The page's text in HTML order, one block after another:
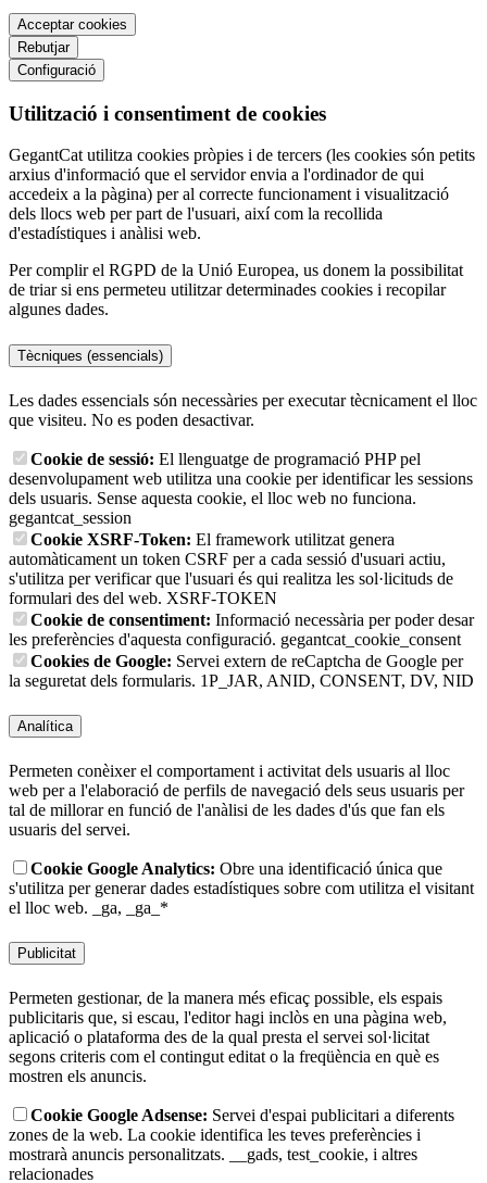
Acceptar cookies
Rebutjar
Configuració
Utilització i consentiment de cookies
GegantCat utilitza cookies pròpies i de tercers (les cookies són petits
arxius d'informació que el servidor envia a l'ordinador de qui
accedeix a la pàgina) per al correcte funcionament i visualització
dels llocs web per part de l'usuari, així com la recollida
d'estadístiques i anàlisi web.
Per complir el RGPD de la Unió Europea, us donem la possibilitat
de triar si ens permeteu utilitzar determinades cookies i recopilar
algunes dades.
Tècniques (essencials)
Les dades essencials són necessàries per executar tècnicament el lloc
que visiteu. No es poden desactivar.
Cookie de sessió: El llenguatge de programació PHP pel
desenvolupament web utilitza una cookie per identificar les sessions
dels usuaris. Sense aquesta cookie, el lloc web no funciona.
gegantcat_session
Cookie XSRF-Token: El framework utilitzat genera
automàticament un token CSRF per a cada sessió d'usuari actiu,
s'utilitza per verificar que l'usuari és qui realitza les sol·licituds de
formulari des del web. XSRF-TOKEN
Cookie de consentiment: Informació necessària per poder desar
les preferències d'aquesta configuració. gegantcat_cookie_consent
Cookies de Google: Servei extern de reCaptcha de Google per
la seguretat dels formularis. 1P_JAR, ANID, CONSENT, DV, NID
Analítica
Permeten conèixer el comportament i activitat dels usuaris al lloc
web per a l'elaboració de perfils de navegació dels seus usuaris per
tal de millorar en funció de l'anàlisi de les dades d'ús que fan els
usuaris del servei.
Cookie Google Analytics: Obre una identificació única que
s'utilitza per generar dades estadístiques sobre com utilitza el visitant
el lloc web.
_ga, _ga_*
Publicitat
Permeten gestionar, de la manera més eficaç possible, els espais
publicitaris que, si escau, l'editor hagi inclòs en una pàgina web,
aplicació o plataforma des de la qual presta el servei sol·licitat
segons criteris com el contingut editat o la freqüència en què es
mostren els anuncis.
Cookie Google Adsense: Servei d'espai publicitari a diferents
zones de la web. La cookie identifica les teves preferències i
mostrarà anuncis personalitzats.
__gads, test_cookie, i altres
relacionades